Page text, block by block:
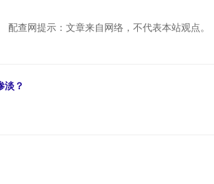
配查网提示：文章来自网络，不代表本站观点。
淡？